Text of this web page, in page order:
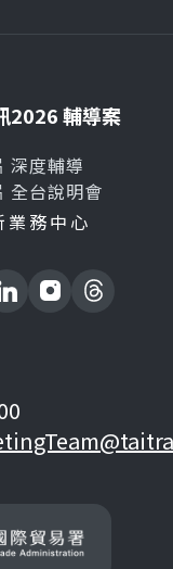
2026 輔導案
深度輔導
全台說明會
業務中心